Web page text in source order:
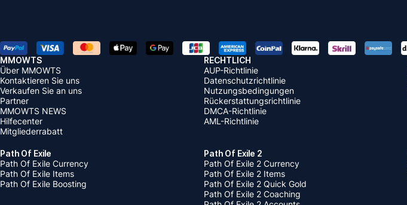
MMOWTS
Über MMOWTS
Kontaktieren Sie uns
Verkaufen Sie an uns
Partner
MMOWTS NEWS
Hilfecenter
Mitgliederrabatt
RECHTLICH
AUP-Richtlinie
Datenschutzrichtlinie
Nutzungsbedingungen
Rückerstattungsrichtlinie
DMCA-Richtlinie
AML-Richtlinie
Path Of Exile
Path Of Exile Currency
Path Of Exile Items
Path Of Exile Boosting
Path Of Exile 2
Path Of Exile 2 Currency
Path Of Exile 2 Items
Path Of Exile 2 Quick Gold
Path Of Exile 2 Coaching